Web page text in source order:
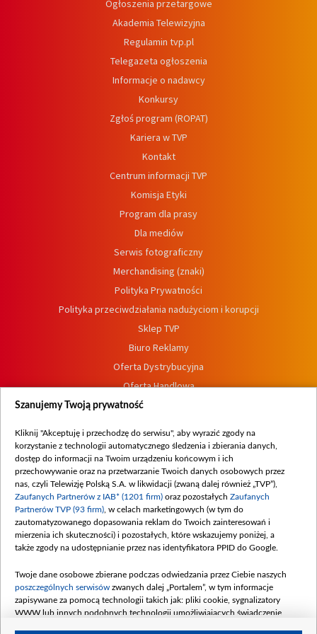
Ogłoszenia przetargowe
Akademia Telewizyjna
Regulamin tvp.pl
Telegazeta ogłoszenia
Informacje o nadawcy
Konkursy
Zgłoś program (ROPAT)
Kariera w TVP
Kontakt
Centrum informacji TVP
Komisja Etyki
Program dla prasy
Dla mediów
Serwis fotograficzny
Merchandising (znaki)
Polityka Prywatności
Polityka przeciwdziałania nadużyciom i korupcji
Sklep TVP
Biuro Reklamy
Oferta Dystrybucyjna
Oferta Handlowa
Dostępność
Procedura zgłoszeń wewnętrznych
Szanujemy Twoją prywatność
Kliknij "Akceptuję i przechodzę do serwisu", aby wyrazić zgody na
korzystanie z technologii automatycznego śledzenia i zbierania danych,
dostęp do informacji na Twoim urządzeniu końcowym i ich
przechowywanie oraz na przetwarzanie Twoich danych osobowych przez
nas, czyli Telewizję Polską S.A. w likwidacji (zwaną dalej również „TVP”),
Zaufanych Partnerów z IAB* (1201 firm) oraz pozostałych Zaufanych
Partnerów TVP (93 firm) , w celach marketingowych (w tym do
zautomatyzowanego dopasowania reklam do Twoich zainteresowań i
mierzenia ich skuteczności) i pozostałych, które wskazujemy poniżej, a
także zgody na udostępnianie przez nas identyfikatora PPID do Google.
Twoje dane osobowe zbierane podczas odwiedzania przez Ciebie naszych
poszczególnych serwisów zwanych dalej „Portalem”, w tym informacje
zapisywane za pomocą technologii takich jak: pliki cookie, sygnalizatory
WWW lub innych podobnych technologii umożliwiających świadczenie